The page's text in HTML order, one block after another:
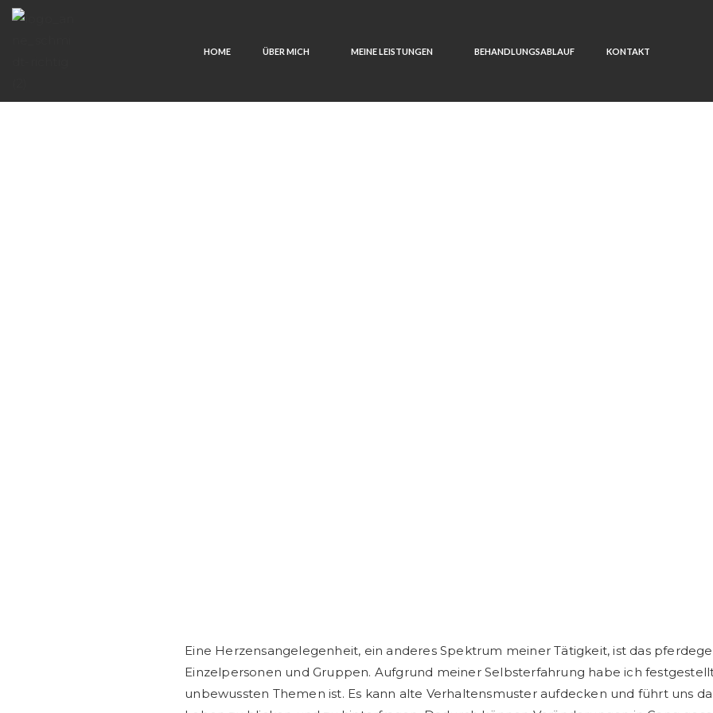
HOME ÜBER MICH MEINE LEISTUNGEN BEHANDLUNGSABLAUF KONTAKT
Eine Herzensangelegenheit, ein anderes Spektrum meiner Tätigkeit, ist das
Einzelpersonen und Gruppen. Aufgrund meiner Selbsterfahrung habe ich
unbewussten Themen ist. Es kann alte Verhaltensmuster aufdecken und führt uns